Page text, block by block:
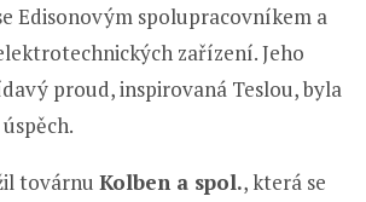
Edisonovým spolupracovníkem a
zařízení. Jeho
proud, inspirovaná Teslou, byla
továrnu Kolben a spol., která se